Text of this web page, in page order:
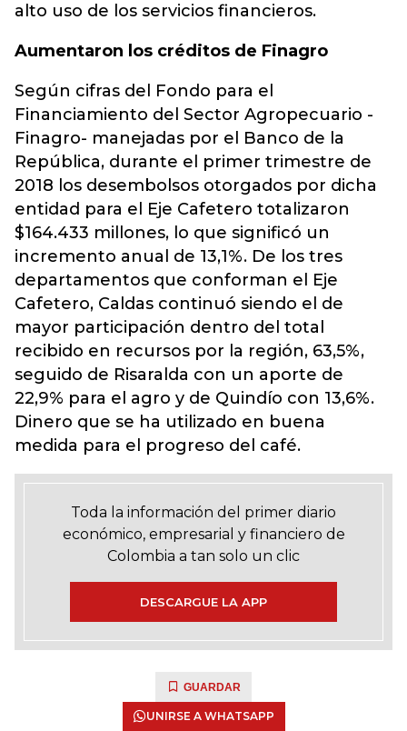
alto uso de los servicios financieros.
Aumentaron los créditos de Finagro
Según cifras del Fondo para el
Financiamiento del Sector Agropecuario -
Finagro- manejadas por el Banco de la
República, durante el primer trimestre de
2018 los desembolsos otorgados por dicha
entidad para el Eje Cafetero totalizaron
$164.433 millones, lo que significó un
incremento anual de 13,1%. De los tres
departamentos que conforman el Eje
Cafetero, Caldas continuó siendo el de
mayor participación dentro del total
recibido en recursos por la región, 63,5%,
seguido de Risaralda con un aporte de
22,9% para el agro y de Quindío con 13,6%.
Dinero que se ha utilizado en buena
medida para el progreso del café.
Toda la información del primer diario
económico, empresarial y financiero de
Colombia a tan solo un clic
DESCARGUE LA APP
GUARDAR
UNIRSE A WHATSAPP